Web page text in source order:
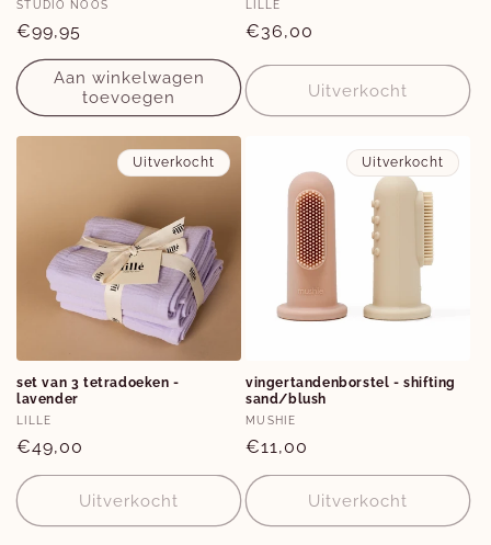
Verkoper:
STUDIO NOOS
Normale
prijs
€99,95
Aan winkelwagen
toevoegen
Verkoper:
LILLE
Normale
€36,00
Uitverkocht
Uitverkocht
set van 3 tetradoeken -
lavender
Verkoper:
LILLE
Normale
prijs
€49,00
Uitverkocht
Uitverkocht
vingertandenborstel - shifting
sand/blush
Verkoper:
MUSHIE
Normale
prijs
€11,00
Uitverkocht